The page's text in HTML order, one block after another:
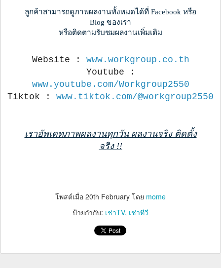
ลูกค้าสามารถดูภาพผลงานทั้งหมดได้ที่ Facebook หรือ
Blog ของเรา
หรือติดตามรับชมผลงานเพิ่มเติม
Website : www.workgroup.co.th
Youtube :
www.youtube.com/Workgroup2550
Tiktok : www.tiktok.com/@workgroup2550
เราอัพเดทภาพผลงานทุกวัน ผลงานจริง ติดตั้ง
จริง !!
โพสต์เมื่อ 20th February โดย mome
ป้ายกำกับ: เช่าTV เช่าทีวี